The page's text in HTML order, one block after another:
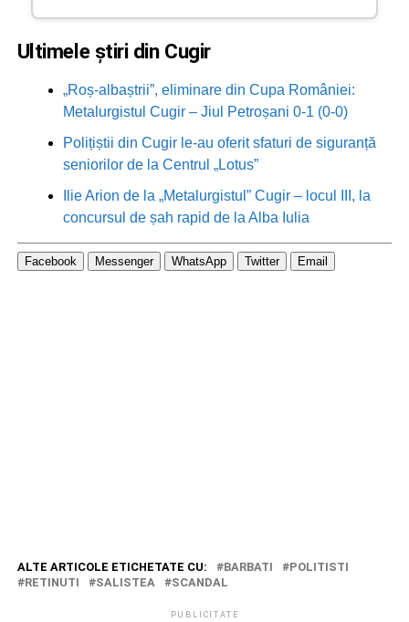
Ultimele știri din Cugir
„Roș-albaștrii”, eliminare din Cupa României:
Metalurgistul Cugir – Jiul Petroșani 0-1 (0-0)
Polițiștii din Cugir le-au oferit sfaturi de siguranță
seniorilor de la Centrul „Lotus”
Ilie Arion de la „Metalurgistul” Cugir – locul III, la
concursul de șah rapid de la Alba Iulia
Facebook Messenger WhatsApp Twitter Email
ALTE ARTICOLE ETICHETATE CU: BARBATI
POLITISTI
RETINUTI
SALISTEA SCANDAL
PUBLICITATE